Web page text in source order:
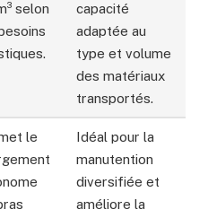
selon
capacité
adaptée au
type et volume
des matériaux
transportés.
le
Idéal pour la
manutention
diversifiée et
améliore la